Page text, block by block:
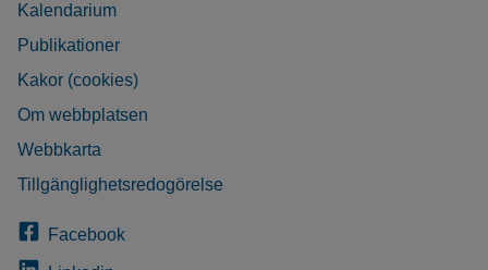
Kalendarium
Publikationer
Kakor (cookies)
Om webbplatsen
Webbkarta
Tillgänglighetsredogörelse
Facebook